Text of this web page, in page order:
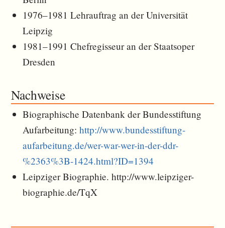
1976–1981 Lehrauftrag an der Universität
Leipzig
1981–1991 Chefregisseur an der Staatsoper
Dresden
Nachweise
Biographische Datenbank der Bundesstiftung
Aufarbeitung:http://www.bundesstiftung-
aufarbeitung.de/wer-war-wer-in-der-ddr-
%2363%3B-1424.html?ID=1394
Leipziger Biographie. http://www.leipziger-
biographie.de/TqX